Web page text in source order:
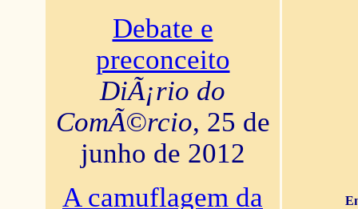
Debate e
preconceito
DiÃ¡rio do
ComÃ©rcio, 25 de
junho de 2012
A camuflagem da